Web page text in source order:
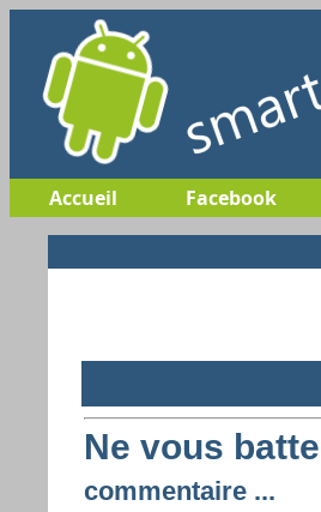
Accueil Facebook
Ne vous
commentaire ...